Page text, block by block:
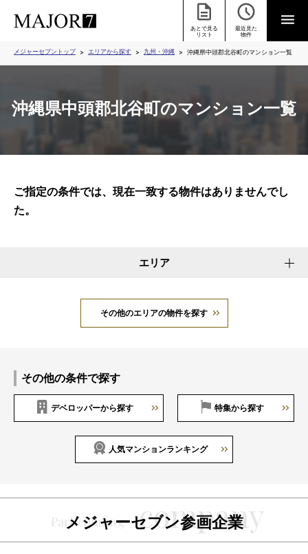
あとで見る
リスト
最近見た
物件
メジャーセブントップ エリアから探す 九州・沖縄 沖縄県中頭郡北谷町のマンション一覧
沖縄県中頭郡北谷町のマンション一覧
ご指定の条件では、現在一致する物件はありませんでし
た。
エリア
その他のエリアの物件を探す
その他の条件で探す
デベロッパーから探す 特集から探す
人気マンションランキング
メジャーセブン参画企業